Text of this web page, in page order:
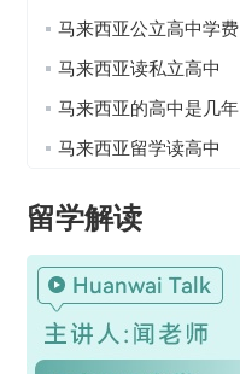
马来西亚公立高中学费
马来西亚读私立高中
马来西亚的高中是几年
马来西亚留学读高中
留学解读